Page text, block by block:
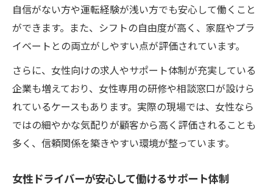
自信がない方や運転経験が浅い方でも安心して働くこと
ができます。また、シフトの自由度が高く、家庭やプラ
イベートとの両立がしやすい点が評価されています。
さらに、女性向けの求人やサポート体制が充実している
企業も増えており、女性専用の研修や相談窓口が設けら
れているケースもあります。実際の現場では、女性なら
ではの細やかな気配りが顧客から高く評価されることも
多く、信頼関係を築きやすい環境が整っています。
女性ドライバーが安心して働けるサポート体制